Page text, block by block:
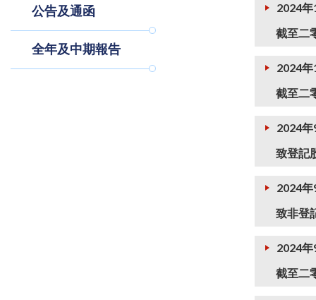
公告及通函
全年及中期報告
2024
截至二
2024
截至二
2024
致登記
2024
致非登
2024
截至二